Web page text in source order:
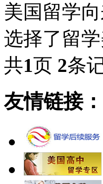
美国留学
选择了留学
共1页 2条
友情链接：